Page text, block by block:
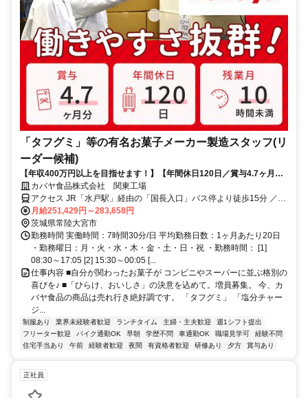
「タフグミ」等の有名お菓子メーカー製造スタッフ(リ
ーダー候補)
【年収400万円以上を目指せます！】【年間休日120日／賞与4.7ヶ月／
残業少なめ】 今までの経験を活かしながらリーダー職を目指せるポジシ
ョンです！「選んでよかった」を、働くすべての人に。「タフグミ」
「塩分チャージタブレッツ」「セボンスター」「さくさくぱんだ」「ほ
ねほねザウルス」等のヒット連発を支える誇りと、業界屈指の待遇を同
時に手に入れませんか？ 平均勤続16.5年が証明する「心理的安全」と、
最新設備のクリーンルームで叶える「スマートな働き方」。 ただの作業
で終わらせない、日本中の笑顔を作る司令塔へ。
カバヤ食品株式会社 関東工場
アクセス JR「水戸駅」経由の「国長入口」バス停より徒歩15分 ／マ
イカー通勤OK／無料駐車場完備
月給251,429円～283,658円
茨城県常陸大宮市
勤務時間 実働時間：7時間30分/日 平均勤務日数：1ヶ月あたり20日
・勤務曜日：月・火・水・木・金・土・日・祝 ・勤務時間： [1]
08:30～17:05 [2] 15:30～00:05 [...
仕事内容 ■自分が関わったお菓子が コンビニやスーパーに並ぶ格別の
喜びを♪ ■「ひらけ、おいしさ」の決意を込めて。増員募集。 今、カ
バヤ食品の商品は売れ行き絶好調です。 「タフグミ」 「塩分チャー
ジ...
制服あり 業界未経験者歓迎 ランチタイム 主婦・主夫歓迎
週1シフト提出
フリーター歓迎
バイク通勤OK 早朝 学歴不問 車通勤OK 職場見学可
経験不問
住宅手当あり
午前 経験者歓迎 夜間 有資格者歓迎 研修あり 夕方 賞与あり
正社員